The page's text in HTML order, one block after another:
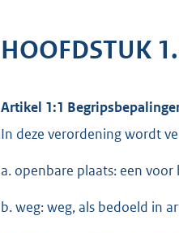
HOOFDSTUK
Artikel 1:1
In deze verordening wordt
a. openbare plaats: een
b. weg: weg, als bedoeld in